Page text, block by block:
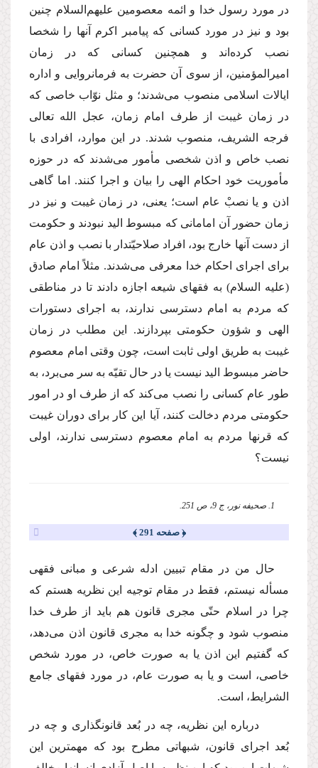
در مورد رسول خدا و ائمه معصومین علیهم‌السلام چنین
بود و نیز در مورد كسانى كه پیامبر اكرم آنها را شخصا
نصب كرده‌اند و همچنین كسانى كه در زمان
امیرالمؤمنین، از سوى آن حضرت به فرمانروایى و اداره
ایالات اسلامى منصوب مى‌شدند؛ و مثل نوّاب خاصى كه
در زمان غیبت از طرف امام زمان، عجل الله تعالى
فرجه الشریف، منصوب شدند. در این موارد، افرادى با
نصب خاص و اذن شخصى مأمور مى‌شدند كه در حوزه
مأموریت خود احكام الهى را بیان و اجرا كنند. اما گاهى
اذن و یا نصبْ عام است؛ یعنى، در زمان غیبت و نیز در
زمان حضور آن امامانى كه مبسوط الید نبودند و حكومت
از دست آنها خارج بود، افراد صلاحیّتدار با نصب و اذن عام
براى اجراى احكام خدا معرفى مى‌شدند. مثلاً امام صادق
(علیه السلام)به فقهاى شیعه اجازه دادند تا در مناطقى
كه مردم به امام دسترسى ندارند، به اجراى دستورات
الهى و شؤون حكومتى بپردازند. این مطلب در زمان
غیبت به طریق اولى ثابت است، چون وقتى امام معصوم
حاضر مبسوط الید نیست یا در حال تقیّه به سر مى‌برد، به
طور عام كسانى را نصب مى‌كند كه از طرف او در امور
حكومتى مردم دخالت كنند، آیا این كار براى دوران غیبت
كه قرنها مردم به امام معصوم دسترسى ندارند، اولى
نیست؟
1. صحیفه نور، ج 9، ص 251.
﴿ صفحه 291 ﴾
حال من در مقام تبیین ادله شرعى و مبانى فقهى
مسأله نیستم، فقط در مقام توجیه این نظریه هستم كه
چرا در اسلام حتّى مجرى قانون هم باید از طرف خدا
منصوب شود و چگونه خدا به مجرى قانون اذن مى‌دهد،
كه گفتیم این اذن یا به صورت خاص، در مورد شخص
خاصى، است و یا به صورت عام، در مورد فقهاى جامع
الشرایط، است.
درباره این نظریه، چه در بُعد قانونگذارى و چه در
بُعد اجراى قانون، شبهاتى مطرح بود كه مهمترین این